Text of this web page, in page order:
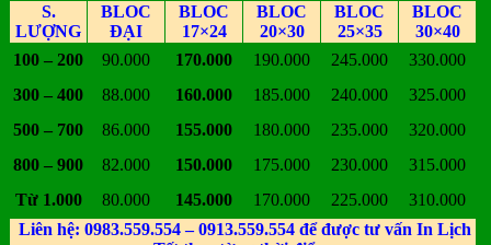
S.
LƯỢNG
BLOC
ĐẠI
BLOC
17×24
BLOC
20×30
BLOC
25×35
BLOC
30×40
100 – 200
90.000 170.000 190.000 245.000
330.000
300 – 400
88.000 160.000 185.000 240.000
325.000
500 – 700
86.000 155.000 180.000 235.000
320.000
800 – 900
82.000 150.000 175.000 230.000
315.000
Từ 1.000
80.000 145.000 170.000 225.000
310.000
Liên hệ: 0983.559.554 – 0913.559.554 để được tư vấn In Lịch